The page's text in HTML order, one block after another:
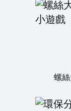
螺